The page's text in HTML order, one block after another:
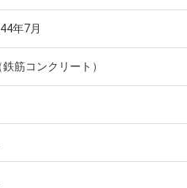
年7月
鉄筋コンクリート）